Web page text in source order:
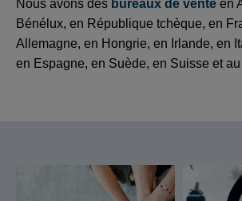
Nous avons des bureaux de vente en
Bénélux, en République tchèque, en
Allemagne, en Hongrie, en Irlande, en
en Espagne, en Suède, en Suisse et